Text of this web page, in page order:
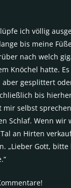
ich völlig
bis meine
nach welch
Knöchel hatte.
gesplittert
bis
mir selbst
Schlaf. Wenn wir
an Hirten
„Lieber Gott,